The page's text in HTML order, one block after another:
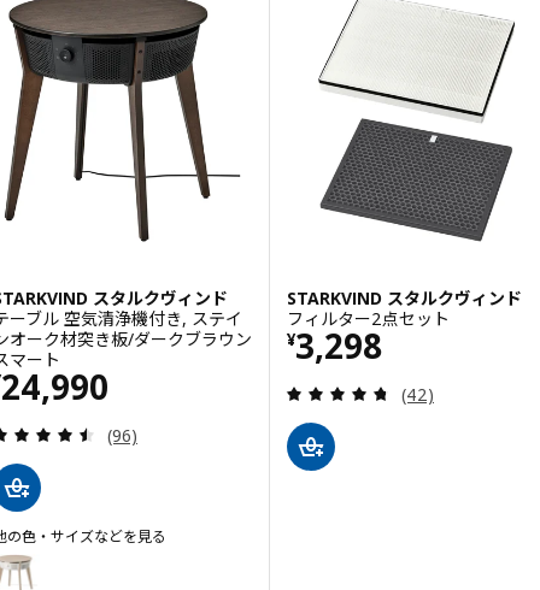
スタルクヴィンド
ーブル 空気清浄機付き, ステイ
オーク材突き板/ダークブラウン
マート
24,990
格 ¥ 24990
レビュー: 4.5 から 5 星です。 総レビュー数:
(96)
の色・サイズなどを見る
スタルクヴィンド
プション: STARKVIND スタルクヴィンド, テーブル 空気清浄機付き,
STARKVIND スタルクヴィンド
フィルター2点セット
¥3,298
価格 ¥ 3298
レビュー: 4.7
(42)